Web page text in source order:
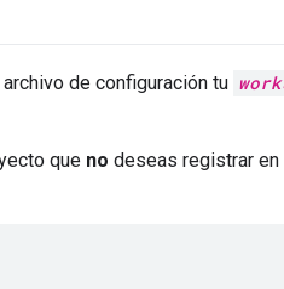
de configuración tu
que no deseas registrar